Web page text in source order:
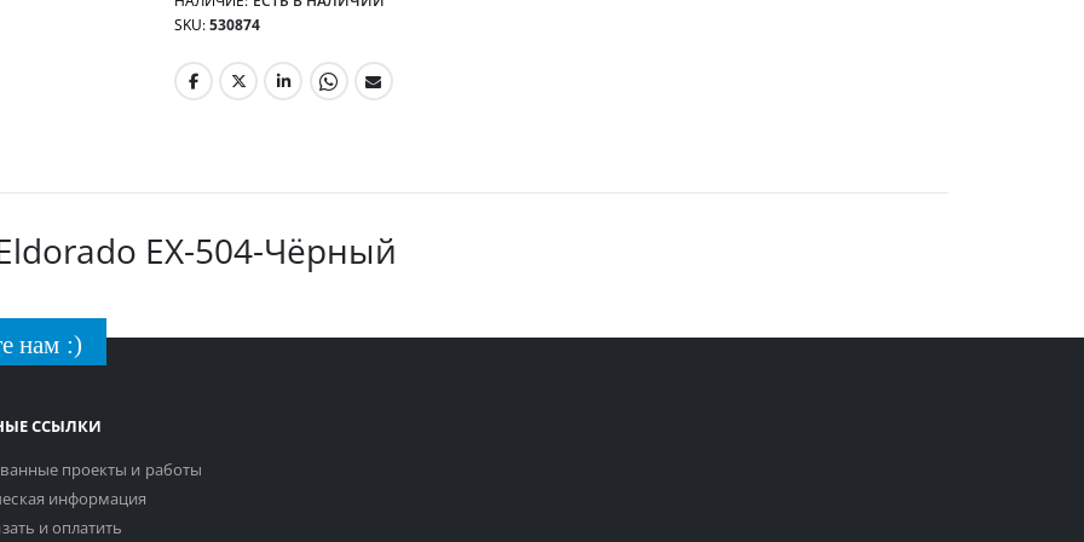
SKU 530874
EX-504-Чёрный
нам :)
ССЫЛКИ
проекты и работы
информация
и оплатить